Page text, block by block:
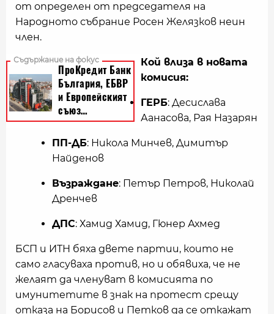
от определен от председателя на
Народното събрание Росен Желязков неин
член.
Кой влиза в новата
комисия:
ГЕРБ: Десислава
Аанасова, Рая Назарян
ПП-ДБ: Никола Минчев, Димитър
Найденов
Възраждане: Петър Петров, Николай
Дренчев
ДПС: Хамид Хамид, Гюнер Ахмед
БСП и ИТН бяха двете партии, които не
само гласуваха против, но и обявиха, че не
желаят да членуват в комисията по
имунитетите в знак на протест срещу
отказа на Борисов и Петков да се откажат